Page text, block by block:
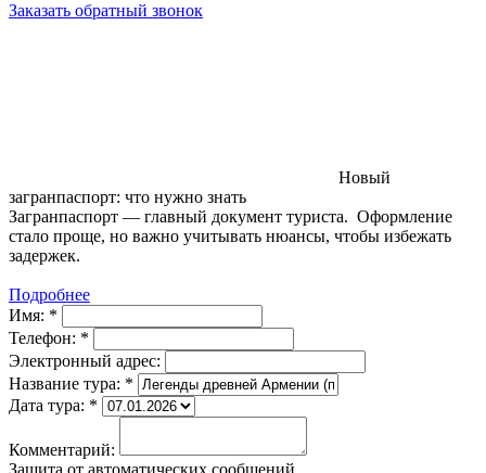
Заказать обратный звонок
Новый
загранпаспорт: что нужно знать
Загранпаспорт — главный документ туриста. Оформление
стало проще, но важно учитывать нюансы, чтобы избежать
задержек.
Подробнее
Имя: *
Телефон: *
Электронный адрес:
Название тура: *
Дата тура: *
Комментарий: